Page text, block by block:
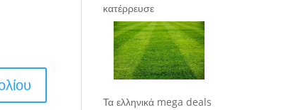
κατέρρευσε
Τα ελληνικά mega deals